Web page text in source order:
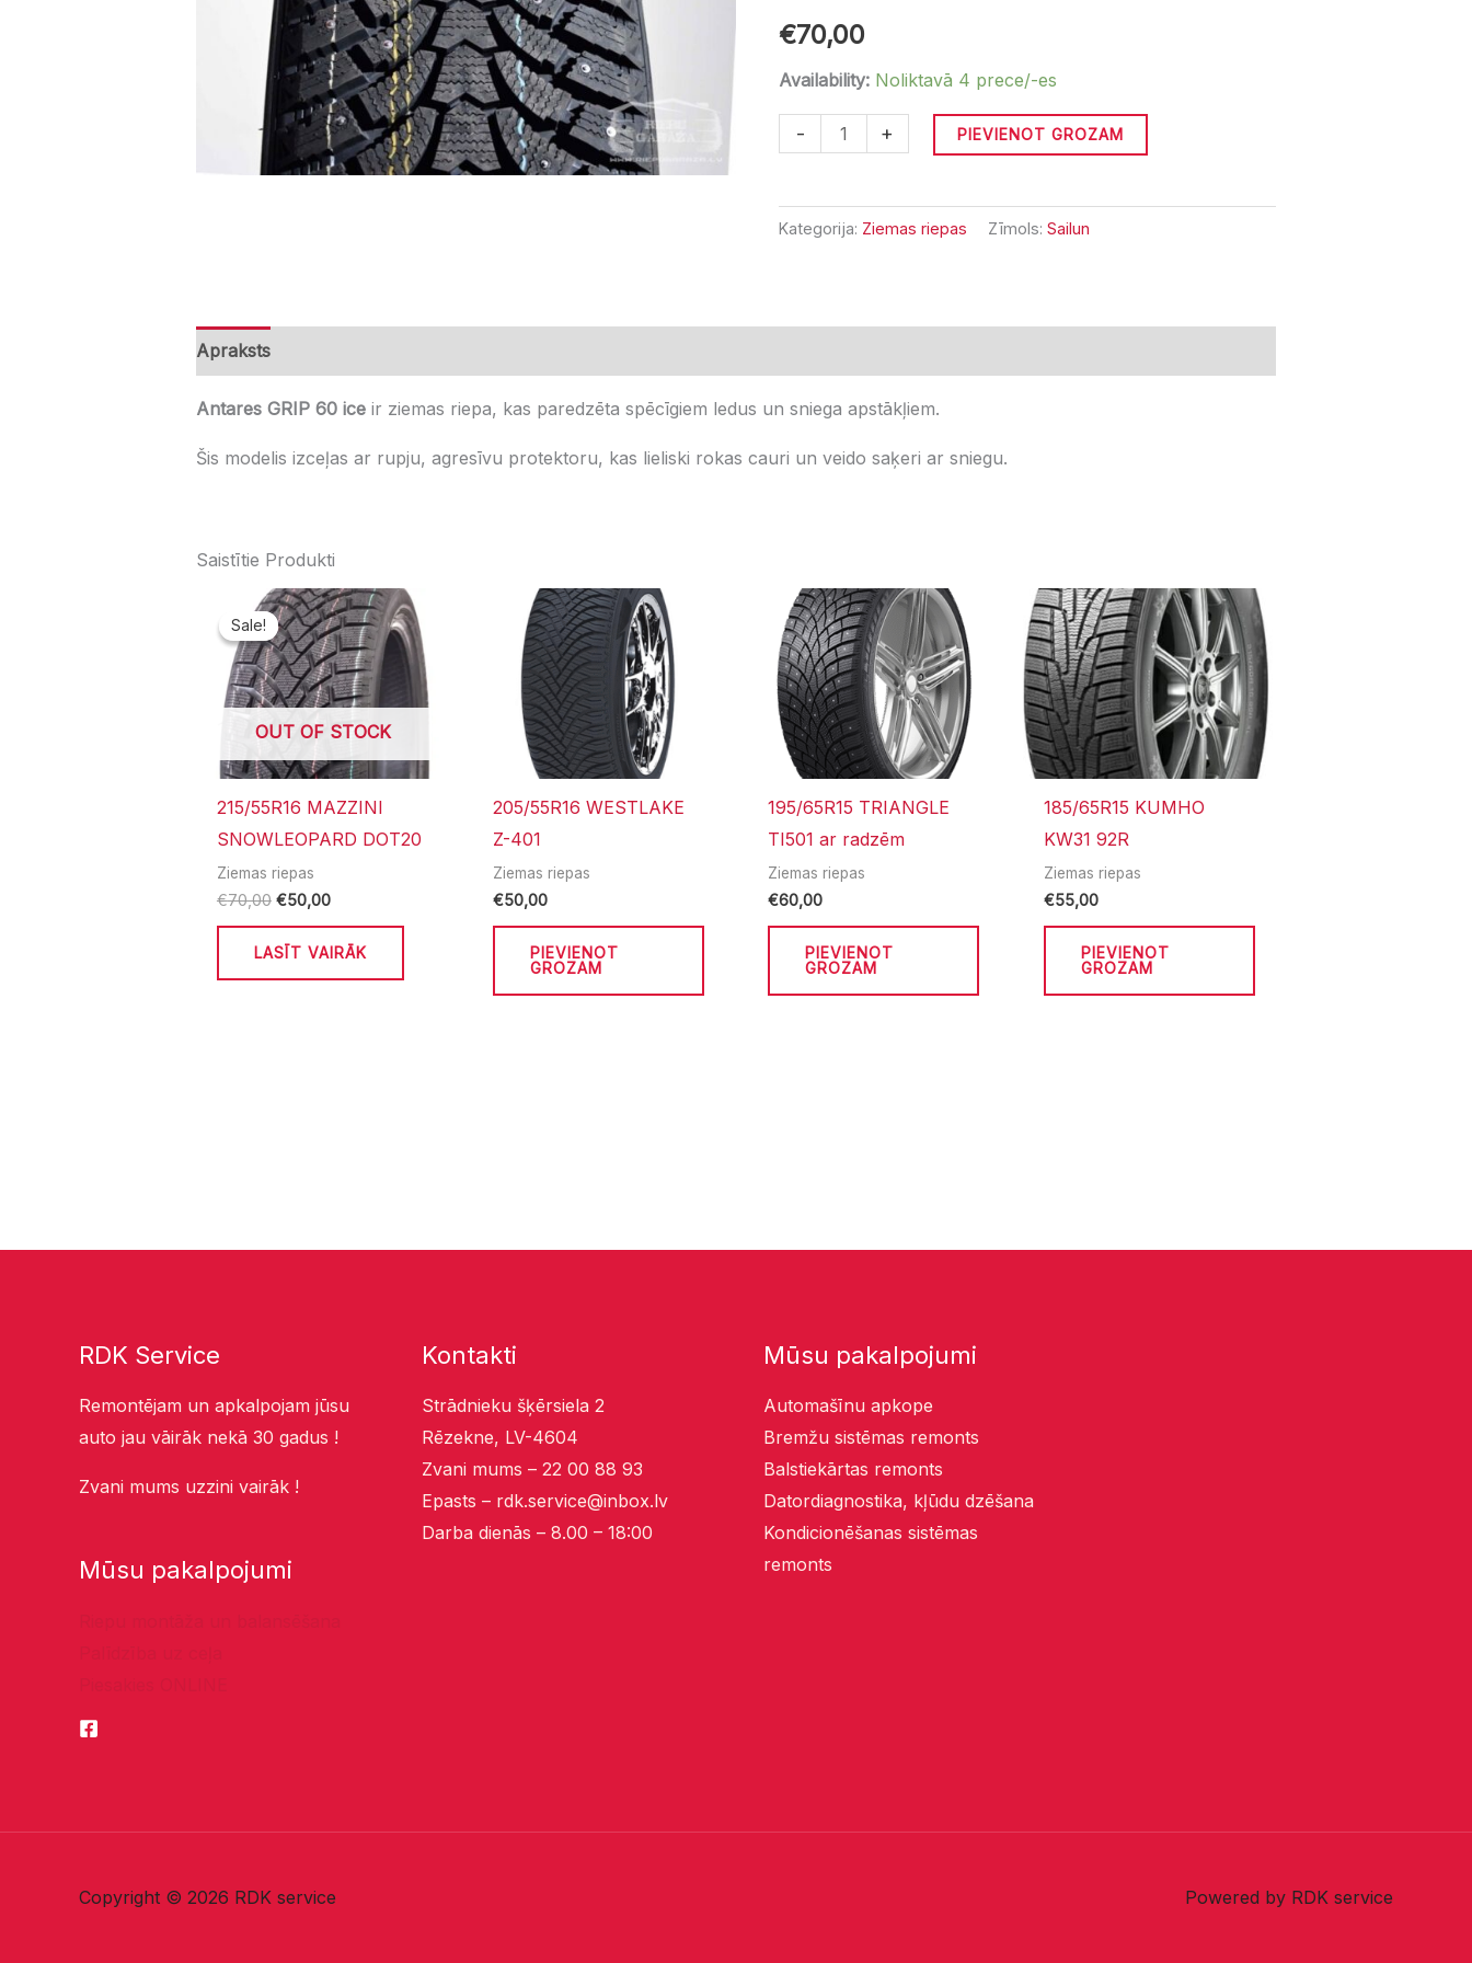
€70,00
Availability: Noliktavā 4 prece/-es
- + PIEVIENOT GROZAM
Kategorija: Ziemas riepas Zīmols:Sailun
Apraksts
Antares GRIP 60 iceir ziemas riepa, kas paredzēta spēcīgiem ledus un sniega apstākļiem.
Šis modelis izceļas ar rupju, agresīvu protektoru, kas lieliski rokas cauri un veido saķeri ar sniegu.
Saistītie Produkti
Sale!
OUT OF STOCK
Sale!
215/55R16 MAZZINI
SNOWLEOPARD DOT20
Ziemas riepas
€70,00
Original
price
was:
€70,00.
€50,00
Current
price
is:
€50,00.
LASĪT VAIRĀK
205/55R16 WESTLAKE
Z-401
Ziemas riepas
€50,00
PIEVIENOT
GROZAM
195/65R15 TRIANGLE
TI501 ar radzēm
Ziemas riepas
€60,00
PIEVIENOT
GROZAM
185/65R15 KUMHO
KW31 92R
Ziemas riepas
€55,00
PIEVIENOT
GROZAM
RDK Service
Remontējam un apkalpojam jūsu
auto jau vāirāk nekā 30 gadus !
Zvani mums uzzini vairāk !
Mūsu pakalpojumi
Kontakti
Strādnieku šķērsiela 2
Rēzekne, LV-4604
Zvani mums – 22 00 88 93
Epasts – rdk.service@inbox.lv
Darba dienās – 8.00 – 18:00
Mūsu pakalpojumi
Automašīnu apkope
Bremžu sistēmas remonts
Balstiekārtas remonts
Datordiagnostika, kļūdu dzēšana
Kondicionēšanas sistēmas
remonts
Copyright © 2026 RDK service Powered by RDK service